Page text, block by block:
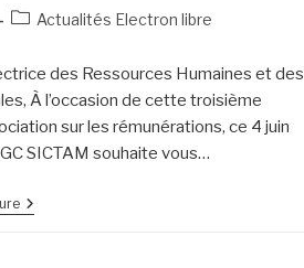
Actualités Electron libre
des Ressources Humaines et des
À l’occasion de cette troisième
sur les rémunérations, ce 4 juin
SICTAM souhaite vous…